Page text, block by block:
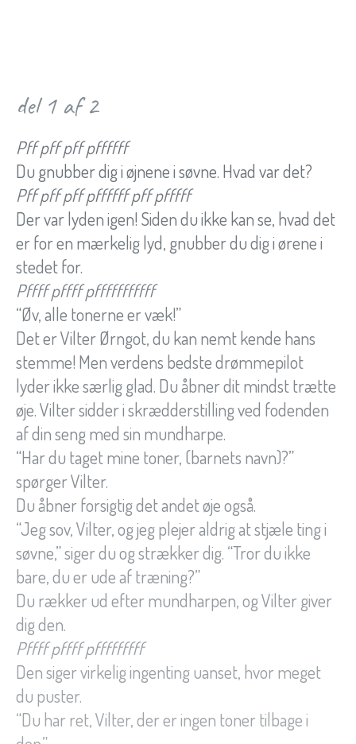
del 1 af 2
Pff pff pff pffffff
Du gnubber dig i øjnene i søvne. Hvad var det?
Pff pff pff pffffff pff pfffff
Der var lyden igen! Siden du ikke kan se, hvad det
er for en mærkelig lyd, gnubber du dig i ørene i
stedet for.
Pffff pffff pfffffffffff
“Øv, alle tonerne er væk!”
Det er Vilter Ørngot, du kan nemt kende hans
stemme! Men verdens bedste drømmepilot
lyder ikke særlig glad. Du åbner dit mindst trætte
øje. Vilter sidder i skrædderstilling ved fodenden
af din seng med sin mundharpe.
“Har du taget mine toner, (barnets navn)?”
spørger Vilter.
Du åbner forsigtig det andet øje også.
“Jeg sov, Vilter, og jeg plejer aldrig at stjæle ting i
søvne,” siger du og strækker dig. “Tror du ikke
bare, du er ude af træning?”
Du rækker ud efter mundharpen, og Vilter giver
dig den.
Pffff pffff pfffffffff
Den siger virkelig ingenting uanset, hvor meget
du puster.
“Du har ret, Vilter, der er ingen toner tilbage i